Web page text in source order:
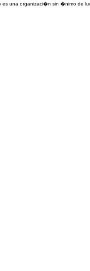
es una organizaci�n sin �nimo de